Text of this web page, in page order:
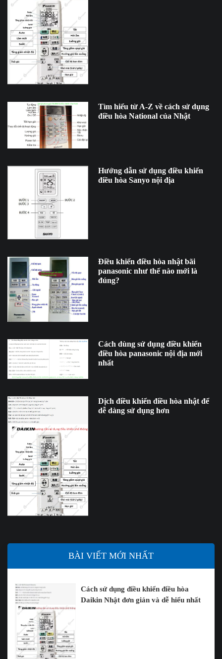
Tìm hiểu từ A-Z về cách sử dụng
điều hòa National của Nhật
Hướng dẫn sử dụng điều khiển
điều hòa Sanyo nội địa
Điều khiển điều hòa nhật bãi
panasonic như thế nào mới là
đúng?
Cách dùng sử dụng điều khiển
điều hòa panasonic nội địa mới
nhất
Dịch điều khiển điều hòa nhật để
dễ dàng sử dụng hơn
BÀI VIẾT MỚI NHẤT
Cách sử dụng điều khiển điều hòa
Daikin Nhật đơn giản và dễ hiểu nhất